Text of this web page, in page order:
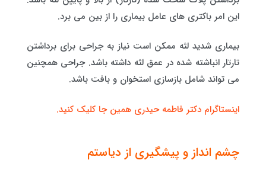
این امر باکتری های عامل بیماری را از بین می برد.
بیماری شدید لثه ممکن است نیاز به جراحی برای برداشتن
تارتار انباشته شده در عمق لثه داشته باشد. جراحی همچنین
می تواند شامل بازسازی استخوان و بافت باشد.
اینستاگرام دکتر فاطمه حیدری همین جا کلیک کنید.
چشم انداز و پیشگیری از دیاستم